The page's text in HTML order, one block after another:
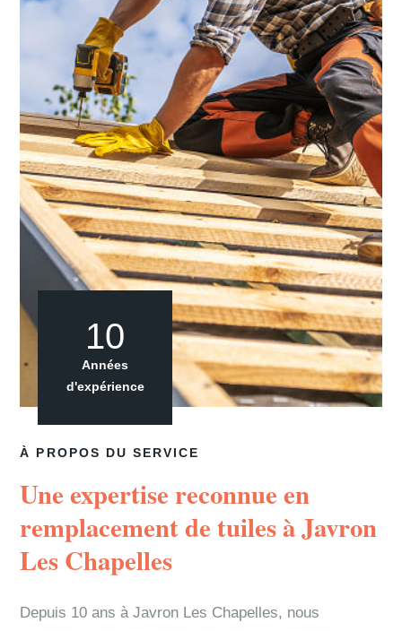
À PROPOS DU SERVICE
Une expertise reconnue en
remplacement de tuiles à Javron
Les Chapelles
Depuis 10 ans à Javron Les Chapelles, nous
10
Années
d'expérience